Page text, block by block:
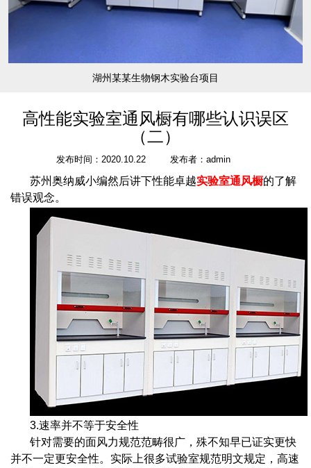
湖州某某生物钢木实验台项目
高性能实验室通风橱有哪些认识误区
（二）
发布时间：2020.10.22 发布者：admin
苏州奥纳威小编然后讲下性能卓越实验室通风橱的了解
错误观念。
3.速率并不等于安全性
针对需要的面风力规范范畴很广，殊不知早已证实更快
并不一定更安全性。实际上很多试验室规范明文规定，高速